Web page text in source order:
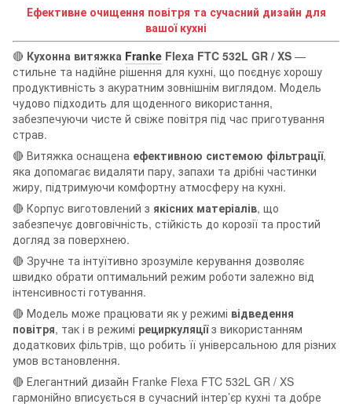
Ефективне очищення повітря та сучасний дизайн для
вашої кухні
🔴 Кухонна витяжка Franke Flexa FTC 532L GR / XS —
стильне та надійне рішення для кухні, що поєднує хорошу
продуктивність з акуратним зовнішнім виглядом. Модель
чудово підходить для щоденного використання,
забезпечуючи чисте й свіже повітря під час приготування
страв.
🔴 Витяжка оснащена ефективною системою фільтрації,
яка допомагає видаляти пару, запахи та дрібні частинки
жиру, підтримуючи комфортну атмосферу на кухні.
🔴 Корпус виготовлений з якісних матеріалів, що
забезпечує довговічність, стійкість до корозії та простий
догляд за поверхнею.
🔴 Зручне та інтуїтивно зрозуміле керування дозволяє
швидко обрати оптимальний режим роботи залежно від
інтенсивності готування.
🔴 Модель може працювати як у режимі відведення
повітря, так і в режимі рециркуляціїз використанням
додаткових фільтрів, що робить її універсальною для різних
умов встановлення.
🔴 Елегантний дизайн Franke Flexa FTC 532L GR / XS
гармонійно вписується в сучасний інтер’єр кухні та добре